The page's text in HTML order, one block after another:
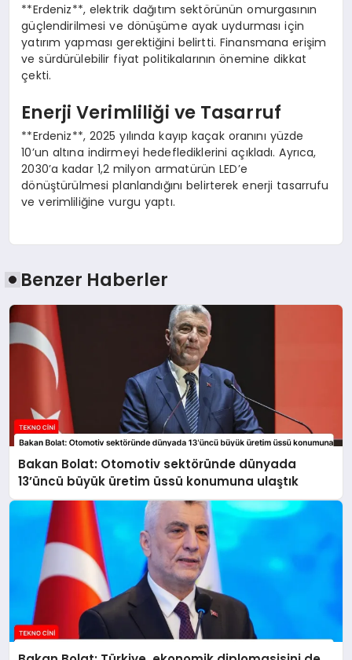
**Erdeniz**, elektrik dağıtım sektörünün omurgasının
güçlendirilmesi ve dönüşüme ayak uydurması için
yatırım yapması gerektiğini belirtti. Finansmana erişim
ve sürdürülebilir fiyat politikalarının önemine dikkat
çekti.
Enerji Verimliliği ve Tasarruf
**Erdeniz**, 2025 yılında kayıp kaçak oranını yüzde
10’un altına indirmeyi hedeflediklerini açıkladı. Ayrıca,
2030’a kadar 1,2 milyon armatürün LED’e
dönüştürülmesi planlandığını belirterek enerji tasarrufu
ve verimliliğine vurgu yaptı.
Benzer Haberler
Bakan Bolat: Otomotiv sektöründe dünyada
13’üncü büyük üretim üssü konumuna ulaştık